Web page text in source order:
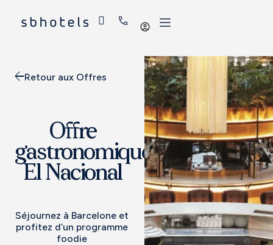
Se
Retour aux Offres
Offre
gastronomique
El Nacional
Séjournez à Barcelone et
profitez d’un programme
foodie